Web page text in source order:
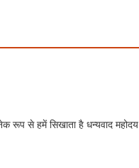
रूप से हमें सिखाता है धन्यवाद महोदय